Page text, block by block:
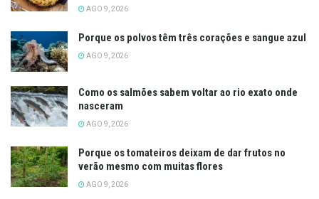
AGO 9, 2026
Porque os polvos têm três corações e sangue azul
AGO 9, 2026
Como os salmões sabem voltar ao rio exato onde
nasceram
AGO 9, 2026
Porque os tomateiros deixam de dar frutos no
verão mesmo com muitas flores
AGO 9, 2026